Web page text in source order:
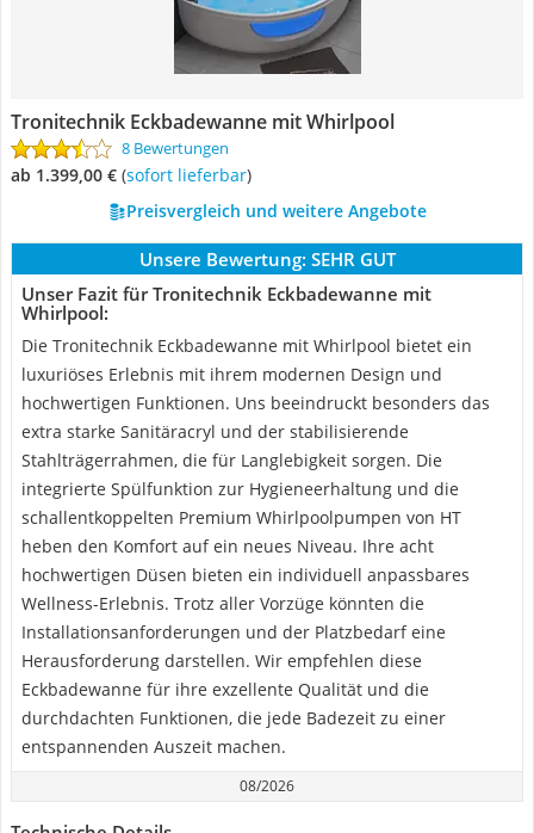
Tronitechnik Eckbadewanne mit Whirlpool
8 Bewertungen
ab 1.399,00 € ( Sofort lieferbar)
Preisvergleich und weitere Angebote
Unsere Bewertung: SEHR GUT
Unser Fazit für Tronitechnik Eckbadewanne mit
Whirlpool:
Die Tronitechnik Eckbadewanne mit Whirlpool bietet ein
luxuriöses Erlebnis mit ihrem modernen Design und
hochwertigen Funktionen. Uns beeindruckt besonders das
extra starke Sanitäracryl und der stabilisierende
Stahlträgerrahmen, die für Langlebigkeit sorgen. Die
integrierte Spülfunktion zur Hygieneerhaltung und die
schallentkoppelten Premium Whirlpoolpumpen von HT
heben den Komfort auf ein neues Niveau. Ihre acht
hochwertigen Düsen bieten ein individuell anpassbares
Wellness-Erlebnis. Trotz aller Vorzüge könnten die
Installationsanforderungen und der Platzbedarf eine
Herausforderung darstellen. Wir empfehlen diese
Eckbadewanne für ihre exzellente Qualität und die
durchdachten Funktionen, die jede Badezeit zu einer
entspannenden Auszeit machen.
08/2026